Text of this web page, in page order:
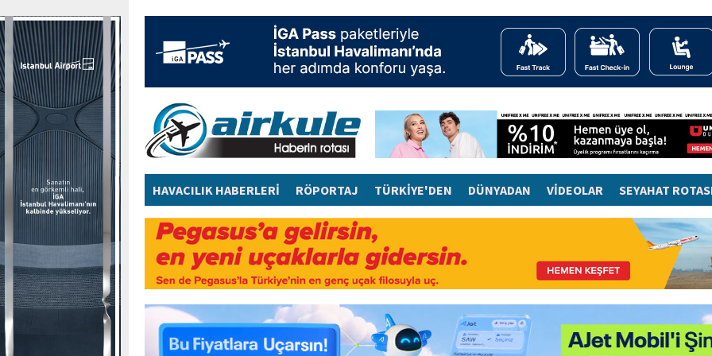
HAVACILIK HABERLERİ RÖPORTAJ TÜRKİYE'DEN DÜNYADAN VİDEOLAR SEYAHAT